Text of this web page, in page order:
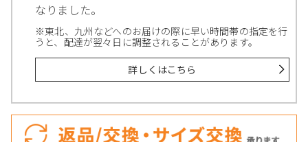
なりました。
※東北、九州などへのお届けの際に早い時間帯の指定を行
うと、配達が翌々日に調整されることがあります。
詳しくはこちら